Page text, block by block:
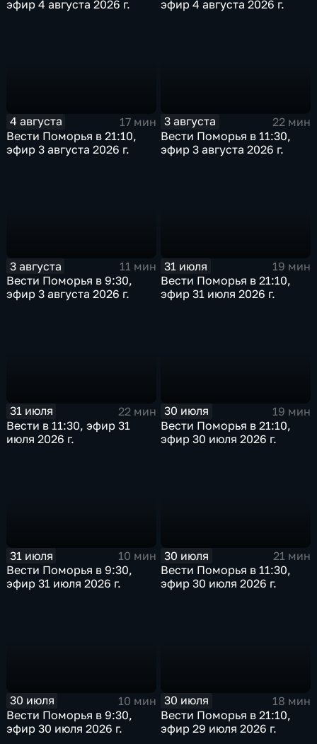
эфир 4 августа 2026 г. эфир 4 августа 2026 г.
4 августа
17 мин
Вести Поморья в 21:10,
эфир 3 августа 2026 г.
3 августа
22 мин
Вести Поморья в 11:30,
эфир 3 августа 2026 г.
3 августа
11 мин
Вести Поморья в 9:30,
эфир 3 августа 2026 г.
31 июля
19 мин
Вести Поморья в 21:10,
эфир 31 июля 2026 г.
31 июля
22 мин
Вести в 11:30, эфир 31
июля 2026 г.
30 июля
19 мин
Вести Поморья в 21:10,
эфир 30 июля 2026 г.
31 июля
10 мин
Вести Поморья в 9:30,
эфир 31 июля 2026 г.
30 июля
21 мин
Вести Поморья в 11:30,
эфир 30 июля 2026 г.
30 июля
10 мин
Вести Поморья в 9:30,
эфир 30 июля 2026 г.
30 июля
18 мин
Вести Поморья в 21:10,
эфир 29 июля 2026 г.